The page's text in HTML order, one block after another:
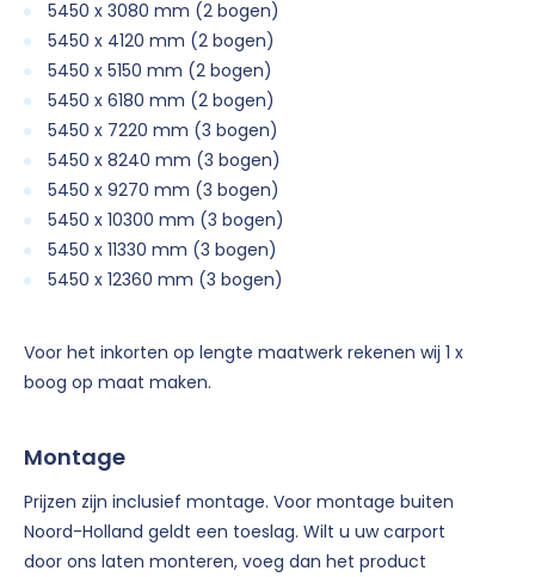
5450 x 3080 mm (2 bogen)
5450 x 4120 mm (2 bogen)
5450 x 5150 mm (2 bogen)
5450 x 6180 mm (2 bogen)
5450 x 7220 mm (3 bogen)
5450 x 8240 mm (3 bogen)
5450 x 9270 mm (3 bogen)
5450 x 10300 mm (3 bogen)
5450 x 11330 mm (3 bogen)
5450 x 12360 mm (3 bogen)
Voor het inkorten op lengte maatwerk rekenen wij 1 x
boog op maat maken.
Montage
Prijzen zijn inclusief montage. Voor montage buiten
Noord-Holland geldt een toeslag. Wilt u uw carport
door ons laten monteren, voeg dan het product